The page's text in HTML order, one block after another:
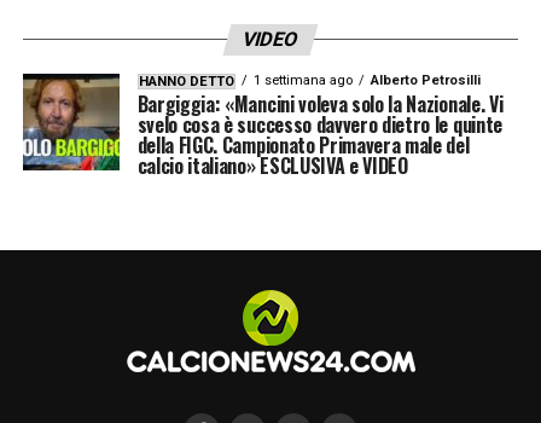
VIDEO
HANNO DETTO 1 settimana ago Alberto Petrosilli
Bargiggia: «Mancini voleva solo la Nazionale. Vi
svelo cosa è successo davvero dietro le quinte
della FIGC. Campionato Primavera male del
calcio italiano» ESCLUSIVA e VIDEO